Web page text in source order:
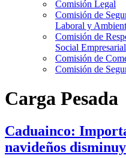
Comisión Legal
Comisión de
Laboral y
Comisión de
Social Empresarial
Comisión de
Comisión de
Carga Pesada
Caduainco:
navideños